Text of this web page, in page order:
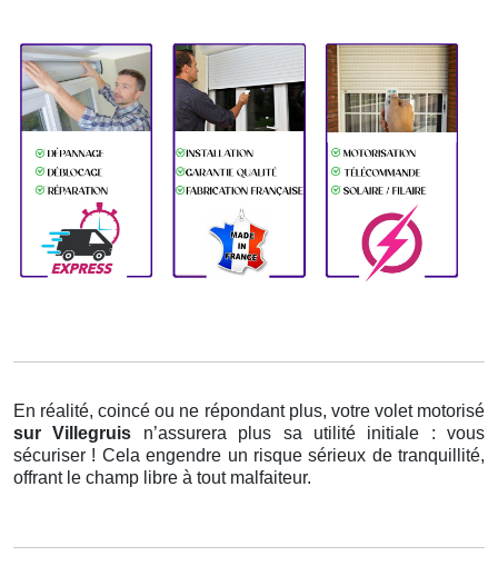
En réalité, coincé ou ne répondant plus, votre volet motorisé
sur Villegruis n’assurera plus sa utilité initiale : vous
sécuriser ! Cela engendre un risque sérieux de tranquillité,
offrant le champ libre à tout malfaiteur.